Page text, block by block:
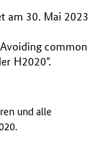
am 30. Mai 2023
Avoiding common
H2020".
und alle